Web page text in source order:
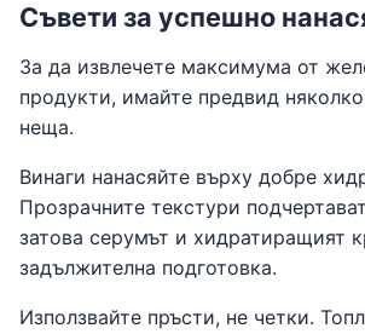
Съвети за успешно
За да извлечете максимума от
продукти, имайте предвид
неща.
Винаги нанасяйте върху добре
Прозрачните текстури
затова серумът и хидратиращият
задължителна подготовка.
Използвайте пръсти, не четки.